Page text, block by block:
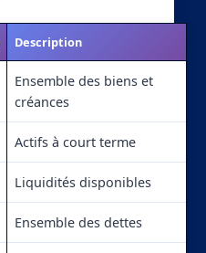
Description
Ensemble des biens et
créances
Actifs à court terme
Liquidités disponibles
Ensemble des dettes